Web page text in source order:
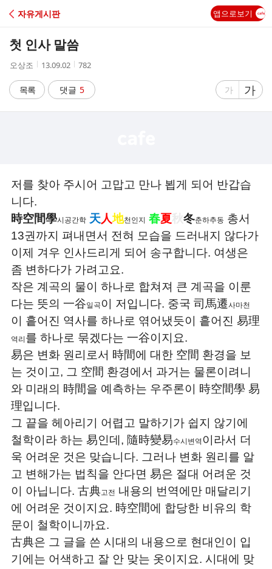
C
A
자유게시판 앱으로보기
첫 인사 말씀
작
자
오상조
작
시
간
13.09.02
조
수
782
목록 댓글 5
글
게
가
글
자
게
가
저를 찾아 주시어 고맙고 만나 뵙게 되어 반갑습
니다.
時空間學시공간학 天人地천인지 春夏 冬춘하추동 총서
13권까지 펴내면서 전혀 모습을 드러내지 않다가
이제 겨우 인사드리게 되어 송구합니다. 여생은
좀 변하다가 가려고요.
작은 계곡의 물이 하나로 합쳐져 큰 계곡을 이룬
다는 뜻의 一谷일곡이 저입니다. 중국 司馬遷사마천
이 흩어진 역사를 하나로 엮어냈듯이 흩어진 易理
역리 를 하나로 묶겠다는 一谷이지요.
易은 변화 원리로서 時間에 대한 空間 환경을 보
는 것이고, 그 空間 환경에서 과거는 물론이려니
와 미래의 時間을 예측하는 우주론이 時空間學 易
理입니다.
그 끝을 헤아리기 어렵고 말하기가 쉽지 않기에
철학이라 하는 易인데, 隨時變易수시변역 이라서 더
욱 어려운 것은 맞습니다. 그러나 변화 원리를 알
고 변해가는 법칙을 안다면 易은 절대 어려운 것
이 아닙니다. 古典고전 내용의 번역에만 매달리기
에 어려운 것이지요. 時空間에 합당한 비유의 학
문이 철학이니까요.
古典은 그 글을 쓴 시대의 내용으로 현대인이 입
기에는 어색하고 잘 안 맞는 옷이지요. 시대에 맞